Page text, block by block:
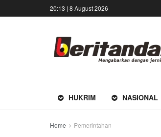
20:13 | 8 August 2026
HUKRIM NASIONAL
Home Pemerintahan